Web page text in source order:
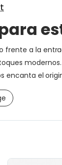
frente a la
encanta el